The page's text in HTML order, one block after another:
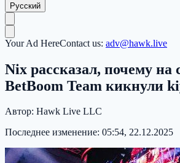
Русский
Your Ad HereContact us: adv@hawk.live
Nix рассказал, почему на
BetBoom Team кикнули
Автор: Hawk Live LLC
Последнее изменение: 05:54, 22.12.2025